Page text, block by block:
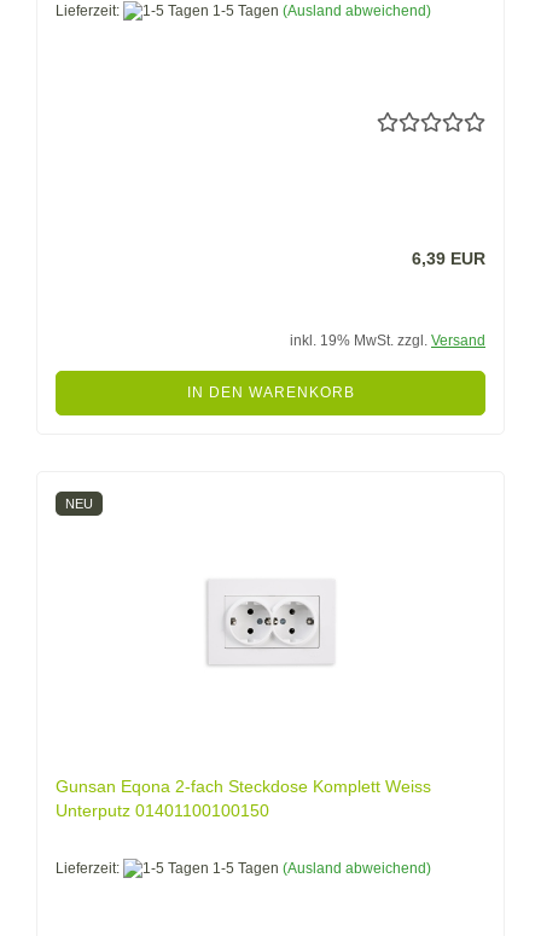
Lieferzeit: 1-5 Tagen (Ausland abweichend)
6,39 EUR
inkl. 19% MwSt. zzgl. Versand
IN DEN WARENKORB
NEU
Gunsan Eqona 2-fach Steckdose Komplett Weiss
Unterputz 01401100100150
Lieferzeit: 1-5 Tagen (Ausland abweichend)